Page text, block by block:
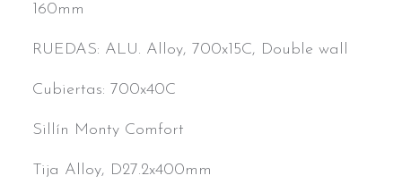
160mm
RUEDAS: ALU. Alloy, 700x15C, Double wall
Cubiertas: 700x40C
Sillín Monty Comfort
Tija Alloy, D27.2x400mm